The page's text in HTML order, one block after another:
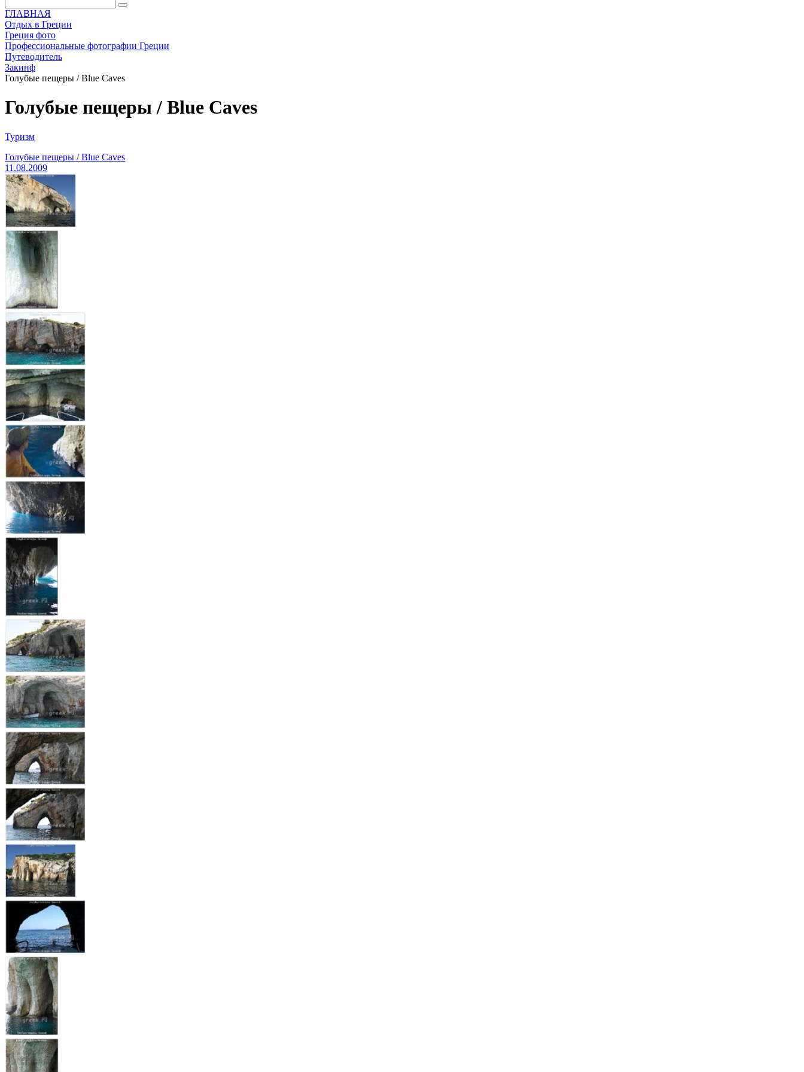
ГЛАВНАЯ
Отдых в Греции
Греция фото
Профессиональные фотографии Греции
Путеводитель
Закинф
Голубые пещеры / Blue Caves
Голубые пещеры / Blue Caves
Туризм
Голубые пещеры / Blue Caves
11.08.2009